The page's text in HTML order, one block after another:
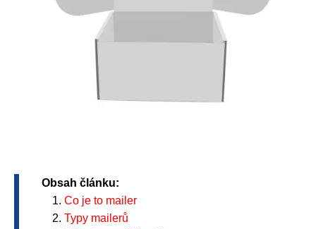
Obsah článku:
Co je to mailer
Typy mailerů